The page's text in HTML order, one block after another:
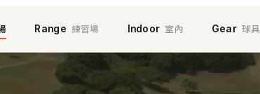
Range 練習場 Indoor 室內 Gear 球具